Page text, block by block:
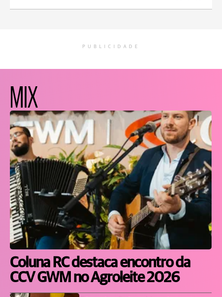
PUBLICIDADE
MIX
Coluna RC destaca encontro da
CCV GWM no Agroleite 2026